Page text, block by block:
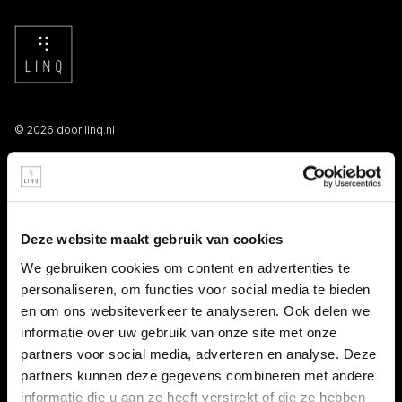
Deze website maakt gebruik van cookies
We gebruiken cookies om content en advertenties te
personaliseren, om functies voor social media te bieden
en om ons websiteverkeer te analyseren. Ook delen we
informatie over uw gebruik van onze site met onze
partners voor social media, adverteren en analyse. Deze
partners kunnen deze gegevens combineren met andere
informatie die u aan ze heeft verstrekt of die ze hebben
© 2026 door linq.nl
LINKS
Persooneelsgids uitzendkrachten
Antidiscriminatiebeleid
Klacht indienen